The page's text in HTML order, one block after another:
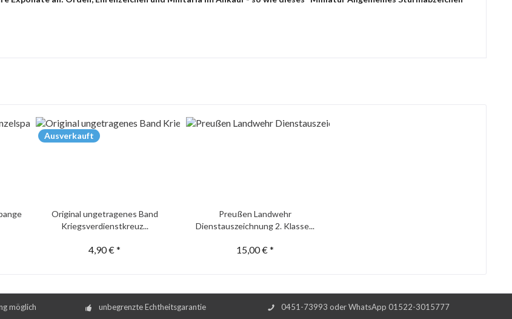
Ausverkauft
Original ungetragenes Band
Kriegsverdienstkreuz...
4,90 € *
Preußen Landwehr
Dienstauszeichnung 2. Klasse...
15,00 € *
möglich unbegrenzte Echtheitsgarantie 0451-73993 oder WhatsApp 01522-3015777